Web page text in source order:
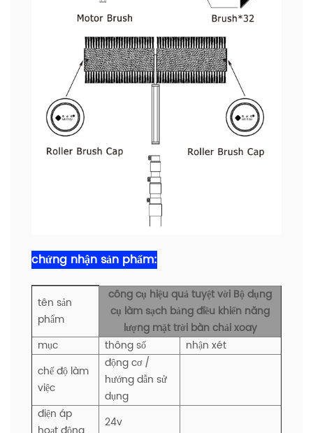
chứng nhận sản phẩm:
tên sản
phẩm
công cụ hiệu quả tuyệt vời Bộ dụng
cụ làm sạch bảng điều khiển năng
lượng mặt trời bàn chải xoay
mục
thông số
nhận xét
chế độ làm
việc
động cơ /
hướng dẫn sử
dụng
điện áp
24v